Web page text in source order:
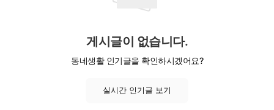
게시글이 없습니다.
동네생활 인기글을 확인하시겠어요?
실시간 인기글 보기